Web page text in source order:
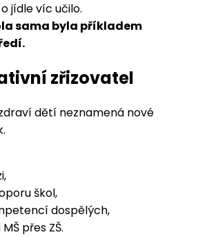
jídle víc učilo.
sama byla příkladem
zřizovatel
dětí neznamená nové
škol,
dospělých,
přes ZŠ.